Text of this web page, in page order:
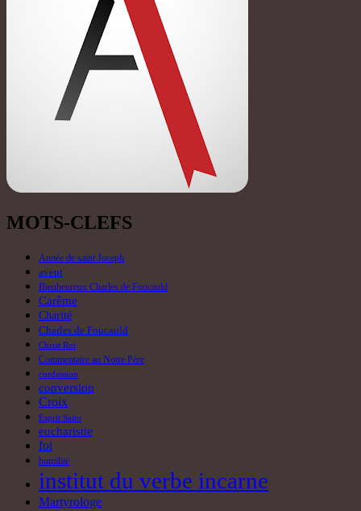
MOTS-CLEFS
Année de saint Joseph
avent
Bienheureux Charles de Foucauld
Carême
Charité
Charles de Foucauld
Christ Roi
Commentaire au Notre Père
confession
conversion
Croix
Esprit Saint
eucharistie
foi
humilité
institut du verbe incarne
Martyrologe